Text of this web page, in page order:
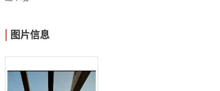
图片信息